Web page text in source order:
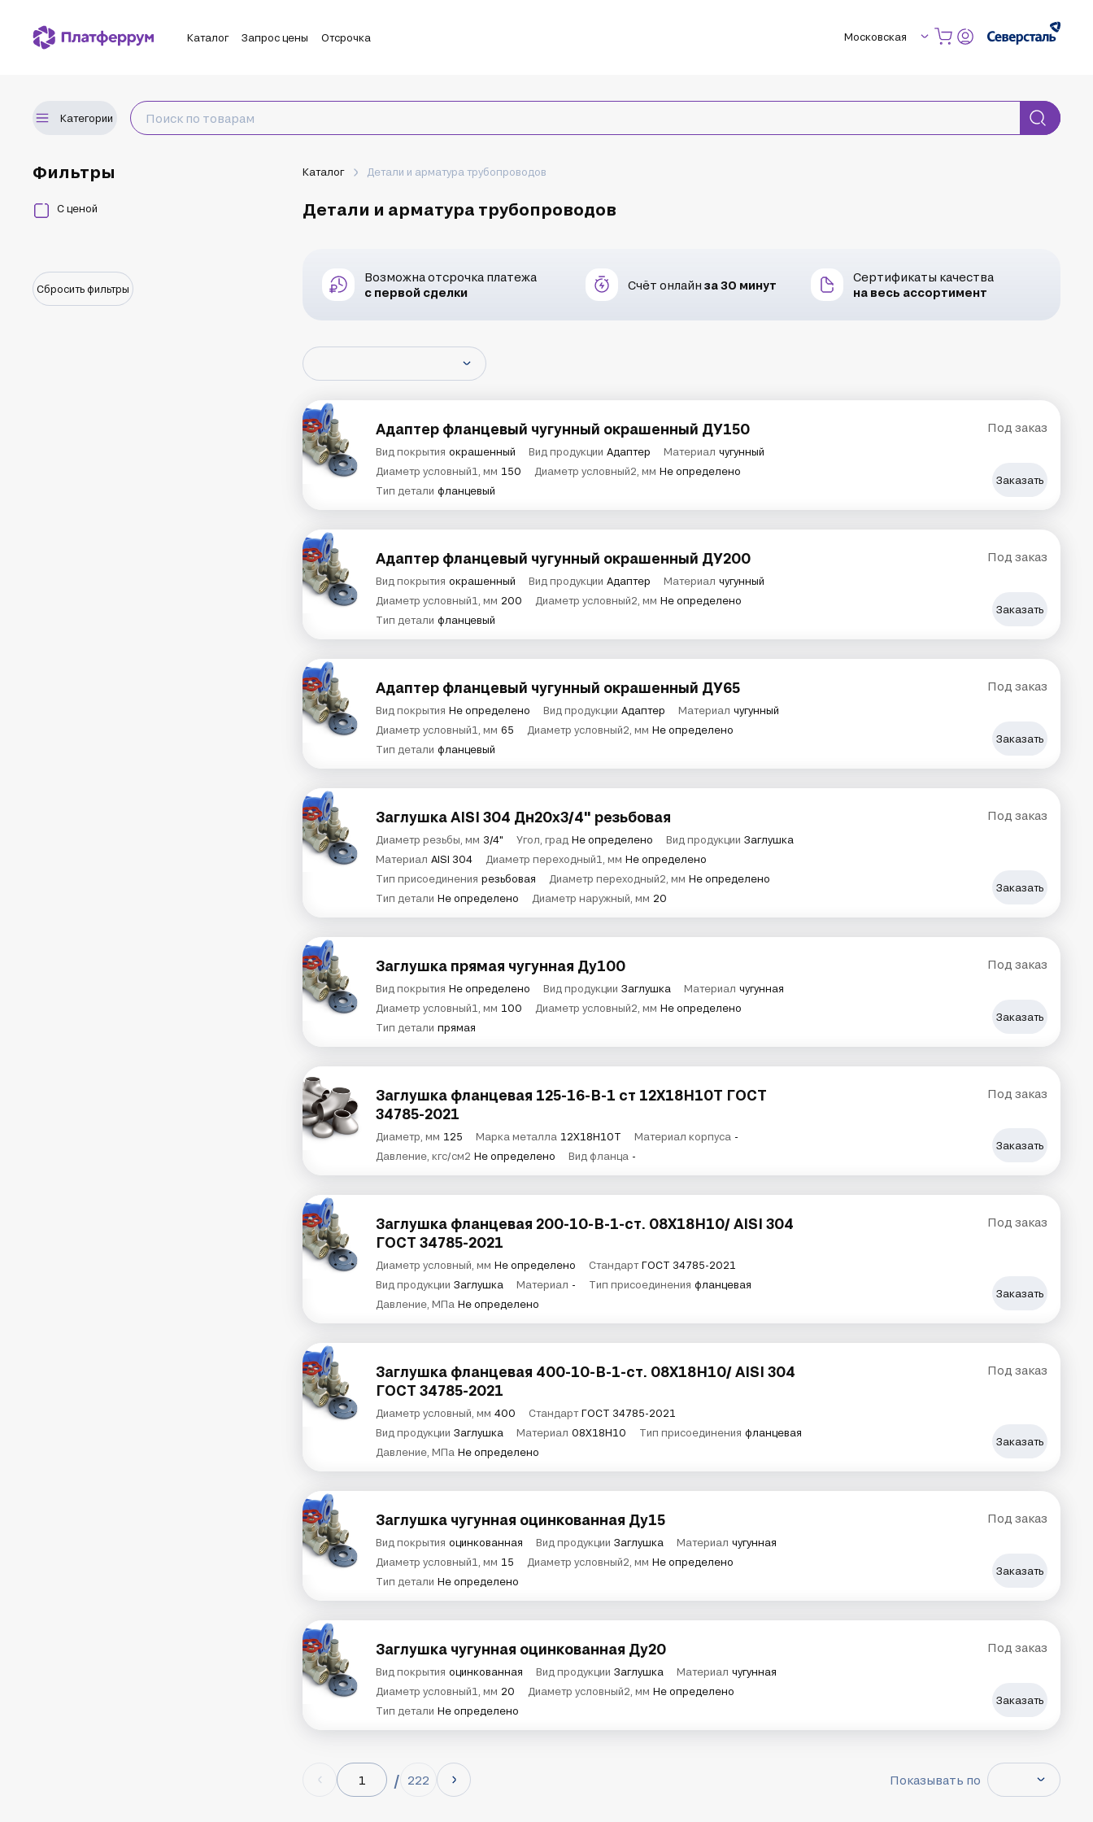
Каталог Запрос цены Отсрочка Московская
Категории
Фильтры
С ценой
Сбросить фильтры
Каталог Детали и арматура трубопроводов
Детали и арматура трубопроводов
Возможна отсрочка платежа
с первой сделки
Счёт онлайнза 30 минут
Сертификаты качества
на весь ассортимент
Адаптер фланцевый чугунный окрашенный ДУ150
Вид покрытия окрашенный Вид продукции Адаптер Материал чугунный
Диаметр условный1, мм 150 Диаметр условный2, мм Не определено
Тип детали фланцевый
Под заказ
Заказать
Адаптер фланцевый чугунный окрашенный ДУ200
Вид покрытия окрашенный Вид продукции Адаптер Материал чугунный
Диаметр условный1, мм 200 Диаметр условный2, мм Не определено
Тип детали фланцевый
Под заказ
Заказать
Адаптер фланцевый чугунный окрашенный ДУ65
Вид покрытия Не определено Вид продукции Адаптер Материал чугунный
Диаметр условный1, мм 65 Диаметр условный2, мм Не определено
Тип детали фланцевый
Под заказ
Заказать
Заглушка AISI 304 Дн20х3/4" резьбовая
Диаметр резьбы, мм 3/4" Угол, град Не определено Вид продукции Заглушка
Материал AISI 304 Диаметр переходный1, мм Не определено
Тип присоединения резьбовая Диаметр переходный2, мм Не определено
Тип детали Не определено Диаметр наружный, мм 20
Под заказ
Заказать
Заглушка прямая чугунная Ду100
Вид покрытия Не определено Вид продукции Заглушка Материал чугунная
Диаметр условный1, мм 100 Диаметр условный2, мм Не определено
Тип детали прямая
Под заказ
Заказать
Заглушка фланцевая 125-16-В-1 ст 12Х18Н10Т ГОСТ
34785-2021
Диаметр, мм 125 Марка металла 12Х18Н10Т Материал корпуса -
Давление, кгс/см2 Не определено Вид фланца -
Под заказ
Заказать
Заглушка фланцевая 200-10-B-1-ст. 08Х18Н10/ AISI 304
ГОСТ 34785-2021
Диаметр условный, мм Не определено Стандарт ГОСТ 34785-2021
Вид продукции Заглушка Материал - Тип присоединения фланцевая
Давление, МПа Не определено
Под заказ
Заказать
Заглушка фланцевая 400-10-B-1-ст. 08Х18Н10/ AISI 304
ГОСТ 34785-2021
Диаметр условный, мм 400 Стандарт ГОСТ 34785-2021
Вид продукции Заглушка Материал 08Х18Н10 Тип присоединения фланцевая
Давление, МПа Не определено
Под заказ
Заказать
Заглушка чугунная оцинкованная Ду15
Вид покрытия оцинкованная Вид продукции Заглушка Материал чугунная
Диаметр условный1, мм 15 Диаметр условный2, мм Не определено
Тип детали Не определено
Под заказ
Заказать
Заглушка чугунная оцинкованная Ду20
Вид покрытия оцинкованная Вид продукции Заглушка Материал чугунная
Диаметр условный1, мм 20 Диаметр условный2, мм Не определено
Тип детали Не определено
Под заказ
Заказать
222 Показывать по